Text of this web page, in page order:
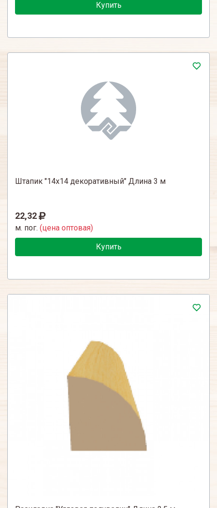
Купить
Штапик "14х14 декоративный" Длина 3 м
22,32
м. пог. (цена оптовая)
Купить